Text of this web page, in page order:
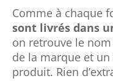
Comme à chaque
sont livrés dans
on retrouve le
de la marque et
produit. Rien